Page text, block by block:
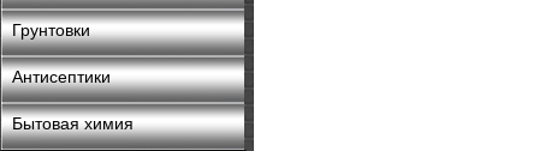
Грунтовки
Антисептики
Бытовая химия